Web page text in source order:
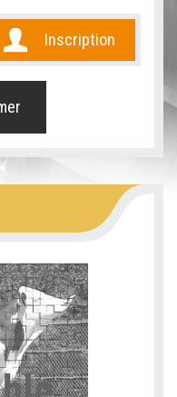
Inscription